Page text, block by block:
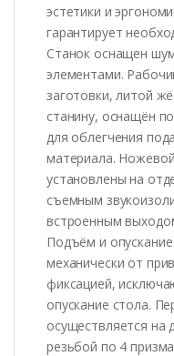
эстетики и
гарантирует
Станок оснащен
элементами.
заготовки, литой
станину, оснащён
для облегчения
материала.
установлены на
съемным
встроенным
Подъём и
механически от
фиксацией,
опускание стола.
осуществляется на
резьбой по 4